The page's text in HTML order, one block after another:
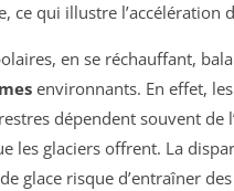
ce qui illustre l’accélération
en se réchauffant,
environnants. En effet,
dépendent souvent de
les glaciers offrent. La
glace risque d’entraîner des